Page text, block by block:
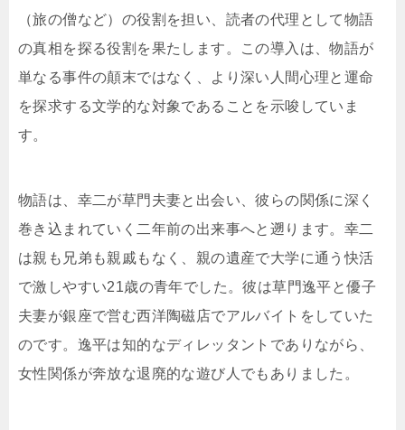
（旅の僧など）の役割を担い、読者の代理として物語
の真相を探る役割を果たします。この導入は、物語が
単なる事件の顛末ではなく、より深い人間心理と運命
を探求する文学的な対象であることを示唆していま
す。
物語は、幸二が草門夫妻と出会い、彼らの関係に深く
巻き込まれていく二年前の出来事へと遡ります。幸二
は親も兄弟も親戚もなく、親の遺産で大学に通う快活
で激しやすい21歳の青年でした。彼は草門逸平と優子
夫妻が銀座で営む西洋陶磁店でアルバイトをしていた
のです。逸平は知的なディレッタントでありながら、
女性関係が奔放な退廃的な遊び人でもありました。